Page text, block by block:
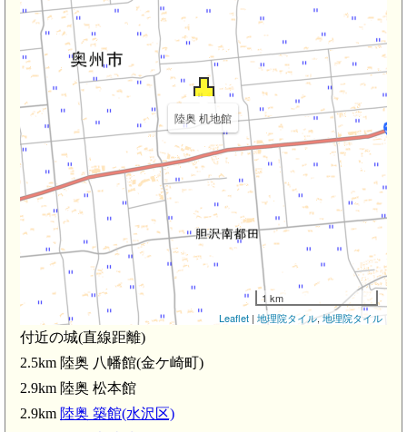
陸奥 机地館
1 km
Leaflet | 地理院タイル, 地理院タイル
付近の城(直線距離)
2.5km 陸奥 八幡館(金ケ崎町)
2.9km 陸奥 松本館
2.9km 陸奥 築館(水沢区)